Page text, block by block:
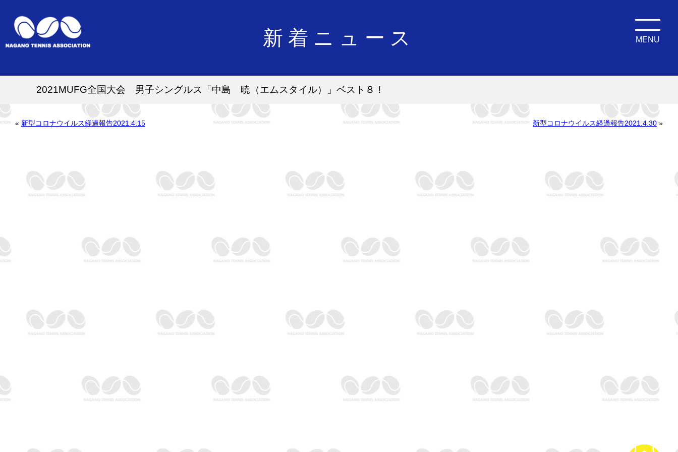
新着ニュース MENU
2021MUFG全国大会 男子シングルス「中島 暁（エムスタイル）」ベスト８！
« 新型コロナウイルス経過報告2021.4.15 新型コロナウイルス経過報告2021.4.30»